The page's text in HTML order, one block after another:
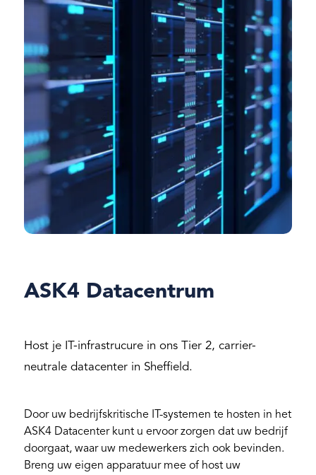
ASK4 Datacentrum
Host je IT-infrastrucure in ons Tier 2, carrier-
neutrale datacenter in Sheffield.
Door uw bedrijfskritische IT-systemen te hosten in het
ASK4 Datacenter kunt u ervoor zorgen dat uw bedrijf
doorgaat, waar uw medewerkers zich ook bevinden.
Breng uw eigen apparatuur mee of host uw